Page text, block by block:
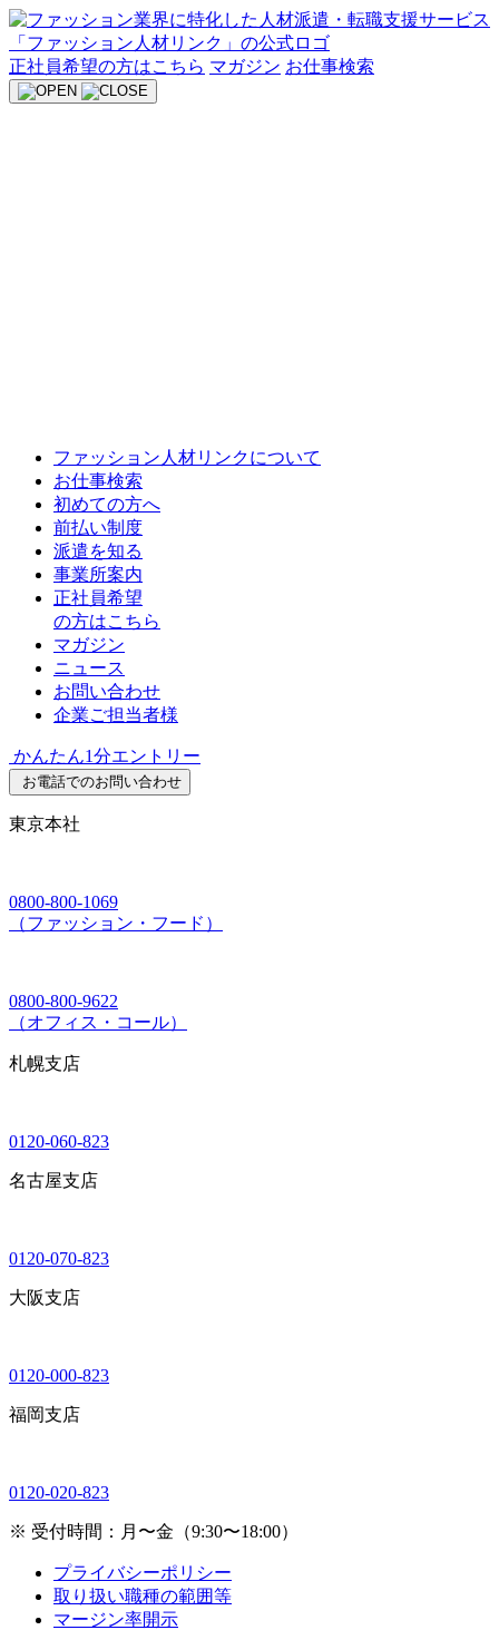
Skip
to
content
正社員希望の方はこちら マガジン お仕事検索
ファッション人材リンクについて
お仕事検索
初めての方へ
前払い制度
派遣を知る
事業所案内
正社員希望
の方はこちら
マガジン
ニュース
お問い合わせ
企業ご担当者様
かんたん1分エントリー
お電話でのお問い合わせ
東京本社
0800-800-1069
（ファッション・フード）
0800-800-9622
（オフィス・コール）
札幌支店
0120-060-823
名古屋支店
0120-070-823
大阪支店
0120-000-823
福岡支店
0120-020-823
※ 受付時間：月〜金（9:30〜18:00）
プライバシーポリシー
取り扱い職種の範囲等
マージン率開示